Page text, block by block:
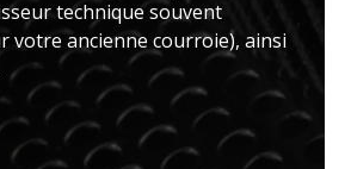
technique souvent
votre ancienne courroie), ainsi